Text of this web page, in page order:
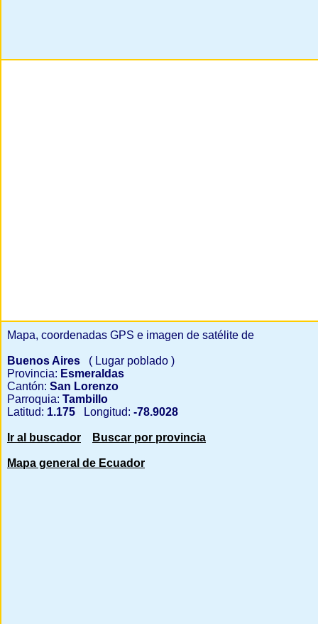
Mapa, coordenadas GPS e imagen de satélite de
Buenos Aires
( Lugar poblado )
Provincia: Esmeraldas
Cantón: San Lorenzo
Parroquia: Tambillo
Latitud: 1.175 Longitud: -78.9028
Ir al buscador Buscar por provincia
Mapa general de Ecuador